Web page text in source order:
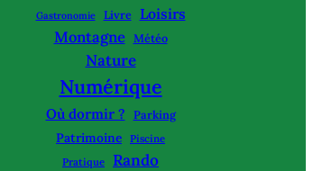
Gastronomie Livre Loisirs
Montagne Météo
Nature
Numérique
Où dormir ? Parking
Patrimoine
Piscine
Pratique
Rando